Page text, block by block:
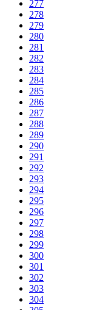
277
278
279
280
281
282
283
284
285
286
287
288
289
290
291
292
293
294
295
296
297
298
299
300
301
302
303
304